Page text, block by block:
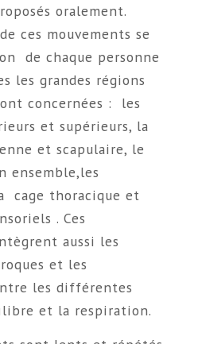
oralement.
ces mouvements se
de chaque personne
les grandes régions
concernées : les
et supérieurs, la
et scapulaire, le
ensemble,les
cage thoracique et
. Ces
aussi les
et les
les différentes
et la respiration.